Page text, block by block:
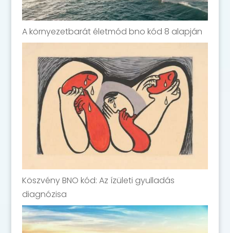
A környezetbarát életmód bno kód 8 alapján
Köszvény BNO kód: Az ízületi gyulladás
diagnózisa